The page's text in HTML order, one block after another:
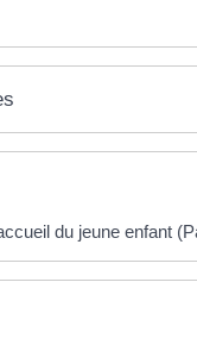
du jeune enfant